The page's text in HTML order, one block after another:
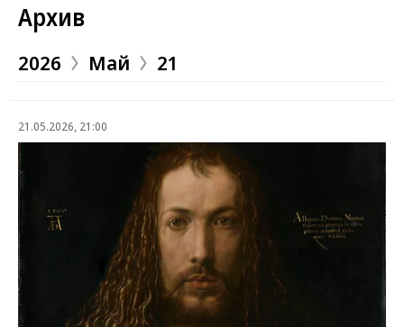
Архив
2026 Май 21
21.05.2026, 21:00